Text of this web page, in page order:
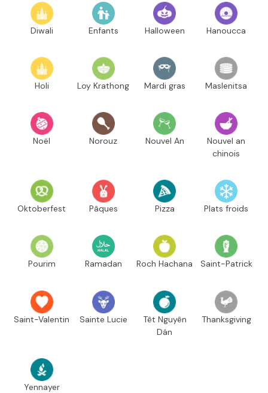
Diwali Enfants Halloween Hanoucca
Holi Loy Krathong Mardi gras Maslenitsa
Noël Norouz Nouvel An
Nouvel an
chinois
Oktoberfest Pâques Pizza Plats froids
Pourim Ramadan Roch Hachana Saint-Patrick
Saint-Valentin Sainte Lucie
Têt Nguyên
Dán
Thanksgiving
Yennayer